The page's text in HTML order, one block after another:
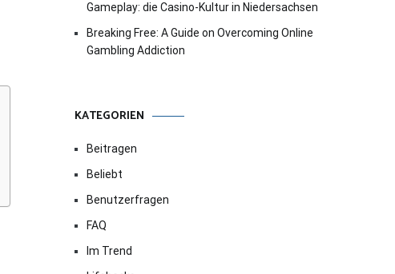
Gameplay: die Casino-Kultur in Niedersachsen
Breaking Free: A Guide on Overcoming Online
Gambling Addiction
KATEGORIEN
Beitragen
Beliebt
Benutzerfragen
FAQ
Im Trend